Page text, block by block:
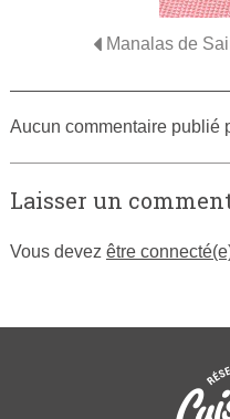
Manalas de
Aucun commentaire publié
Laisser un
Vous devez être